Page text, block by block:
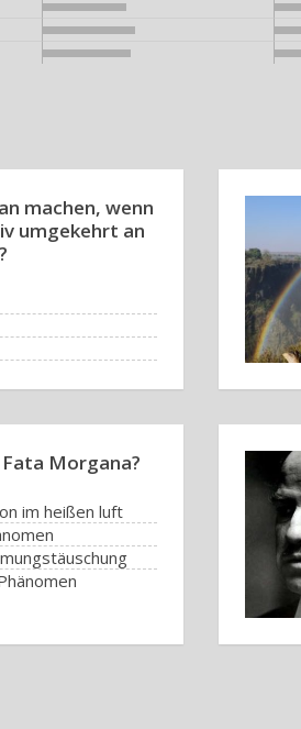
machen, wenn
umgekehrt an
Morgana?
im heißen luft